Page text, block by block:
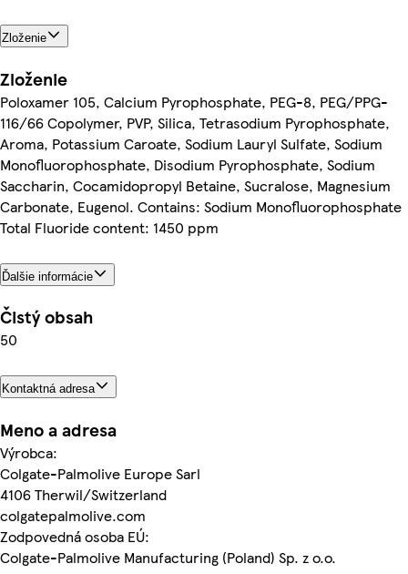
Zloženie
Zloženie
Poloxamer 105, Calcium Pyrophosphate, PEG-8, PEG/PPG-
116/66 Copolymer, PVP, Silica, Tetrasodium Pyrophosphate,
Aroma, Potassium Caroate, Sodium Lauryl Sulfate, Sodium
Monofluorophosphate, Disodium Pyrophosphate, Sodium
Saccharin, Cocamidopropyl Betaine, Sucralose, Magnesium
Carbonate, Eugenol. Contains: Sodium Monofluorophosphate
Total Fluoride content: 1450 ppm
Ďalšie informácie
Čistý obsah
50
Kontaktná adresa
Meno a adresa
Výrobca:
Colgate-Palmolive Europe Sarl
4106 Therwil/Switzerland
colgatepalmolive.com
Zodpovedná osoba EÚ:
Colgate-Palmolive Manufacturing (Poland) Sp. z o.o.